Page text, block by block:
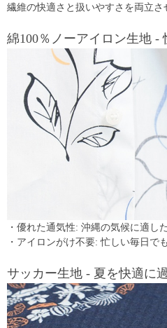
繊維の快適さと扱いやすさを両立さ
綿100％ノーアイロン生地 -
・優れた通気性: 沖縄の気候に適し
・アイロンがけ不要: 忙しい毎日で
サッカー生地 - 夏を快適に